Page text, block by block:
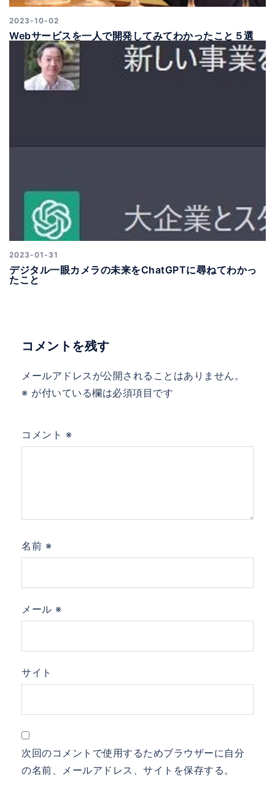
2023-10-02
Webサービスを一人で開発してみてわかったこと５選
2023-01-31
デジタル一眼カメラの未来をChatGPTに尋ねてわかっ
たこと
コメントを残す
メールアドレスが公開されることはありません。
※ が付いている欄は必須項目です
コメント ※
名前 ※
メール ※
サイト
次回のコメントで使用するためブラウザーに自分
の名前、メールアドレス、サイトを保存する。